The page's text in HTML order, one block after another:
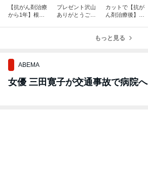
【抗がん剤治療
から1年】根元
プレゼント沢山
ありがとうござ
カットで【抗が
ん剤治療後】育
癖を落として本
もっと見る
ABEMA
女優 三田寛子が交通事故で病院へ